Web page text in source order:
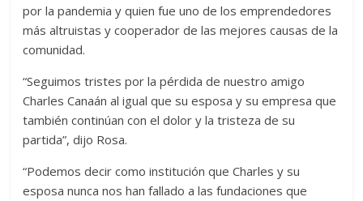
por la pandemia y quien fue uno de los emprendedores
más altruistas y cooperador de las mejores causas de la
comunidad.
“Seguimos tristes por la pérdida de nuestro amigo
Charles Canaán al igual que su esposa y su empresa que
también continúan con el dolor y la tristeza de su
partida”, dijo Rosa.
“Podemos decir como institución que Charles y su
esposa nunca nos han fallado a las fundaciones que